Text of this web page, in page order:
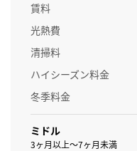
賃料
光熱費
清掃料
ハイシーズン料金
冬季料金
ミドル
3ヶ月以上～7ヶ月未満